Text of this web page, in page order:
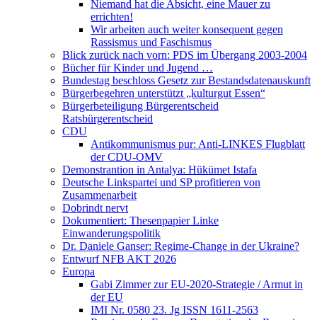
Niemand hat die Absicht, eine Mauer zu
errichten!
Wir arbeiten auch weiter konsequent gegen
Rassismus und Faschismus
Blick zurück nach vorn: PDS im Übergang 2003-2004
Bücher für Kinder und Jugend …
Bundestag beschloss Gesetz zur Bestandsdatenauskunft
Bürgerbegehren unterstützt „kulturgut Essen“
Bürgerbeteiligung Bürgerentscheid
Ratsbürgerentscheid
CDU
Antikommunismus pur: Anti-LINKES Flugblatt
der CDU-OMV
Demonstrantion in Antalya: Hükümet Istafa
Deutsche Linkspartei und SP profitieren von
Zusammenarbeit
Dobrindt nervt
Dokumentiert: Thesenpapier Linke
Einwanderungspolitik
Dr. Daniele Ganser: Regime-Change in der Ukraine?
Entwurf NFB AKT 2026
Europa
Gabi Zimmer zur EU-2020-Strategie / Armut in
der EU
IMI Nr. 0580 23. Jg ISSN 1611-2563